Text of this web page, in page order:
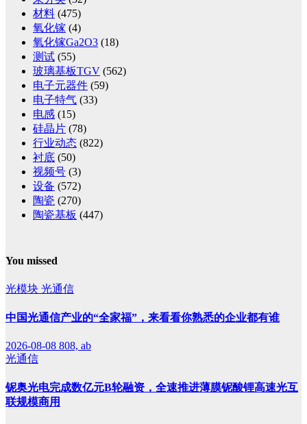
材料 (475)
氧化镓 (4)
氧化镓Ga2O3 (18)
测试 (55)
玻璃基板TGV (562)
电子元器件 (59)
电子特气 (33)
电感 (15)
硅晶片 (78)
行业动态 (822)
衬底 (50)
视频号 (3)
设备 (572)
陶瓷 (270)
陶瓷基板 (447)
You missed
光模块 光通信
中国光通信产业的“全家福”，来看看你熟悉的企业都有谁
2026-08-08 808, ab
光通信
铌奥光电完成数亿元B轮融资，全速推进薄膜铌酸锂高速光互
联规模商用